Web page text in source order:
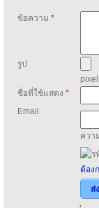
ข้อความ *
รูป
pixel
ชื่อที่ใช้แสดง *
Email
ควา
ต้อง
ส่